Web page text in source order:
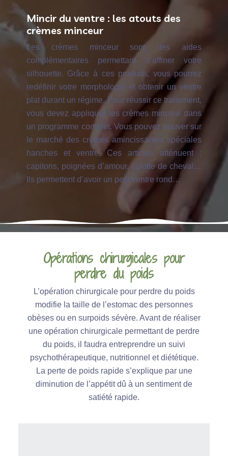
Mincir du ventre : les atouts des
crèmes minceur
Les crèmes minceur sont des aides
complémentaires permettant d’affiner votre
silhouette. Grâce à ces produits, vous pourrez
redéfinir votre morphologie et obtenir un ventre
plat durant un régime. Pour réussir ce traitement,
vous devez appliquer les crèmes minceur dans
un programme complet. Vous pouvez trouver sur
le marché des crèmes amincissantes spéciales
hanches et ventre. Ces articles atténuent :
capitons, poignées d’amour, culotte de cheval…
Ils permettent d’avoir un petit ventre rond…
Opérations chirurgicales pour
perdre du poids
L’opération chirurgicale pour perdre du poids
modifie la taille de l’estomac des personnes
obèses ou en surpoids sévère. Avant de réaliser
une opération chirurgicale permettant de perdre
du poids, il faudra entreprendre un suivi
psychothérapeutique, nutritionnel et diététique.
La perte de poids rapide s’explique par une
diminution de l’appétit dû à un sentiment de
satiété rapide.